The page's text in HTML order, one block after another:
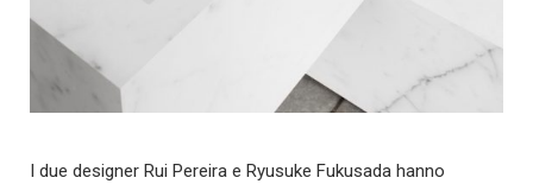
I due designer Rui Pereira e Ryusuke Fukusada hanno